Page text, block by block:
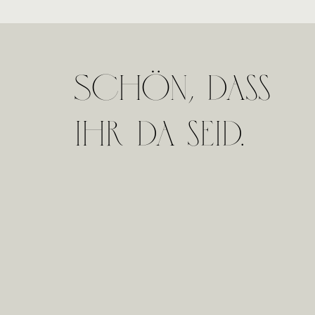
Schön, dass
ihr da seid.